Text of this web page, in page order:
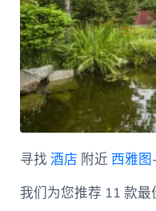
寻找 酒店 附近 西雅图
我们为您推荐 11 款最